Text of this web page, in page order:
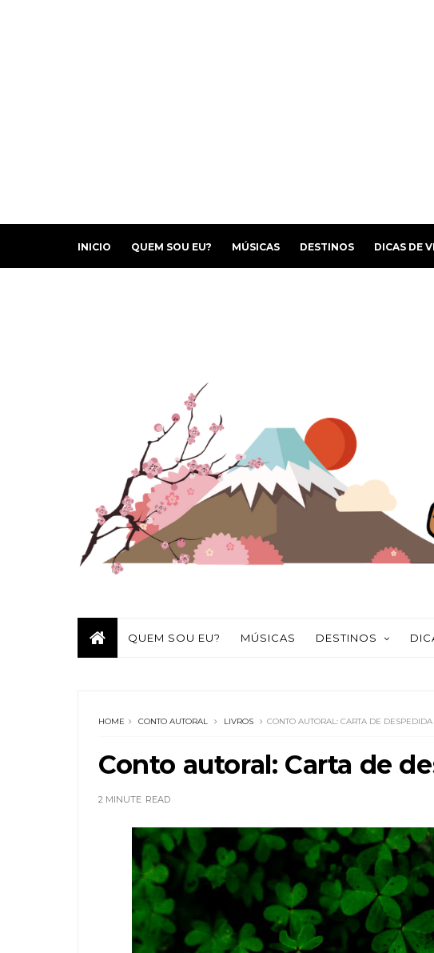
INICIO QUEM SOU EU? MÚSICAS DESTINOS DICAS DE
QUEM SOU EU? MÚSICAS DESTINOS
HOME CONTO AUTORAL LIVROS CONTO AUTORAL: CARTA DE DESPEDIDA
Conto autoral: Carta de
2 MINUTE READ